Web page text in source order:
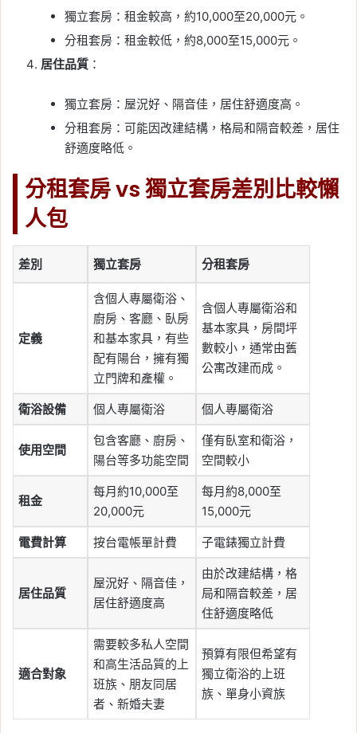
獨立套房：租金較高，約10,000至20,000元。
分租套房：租金較低，約8,000至15,000元。
居住品質 ：
獨立套房：屋況好、隔音佳，居住舒適度高。
分租套房：可能因改建結構，格局和隔音較差，居住
舒適度略低。
分租套房 vs 獨立套房差別比較懶
人包
差別 獨立套房 分租套房
定義
含個人專屬衛浴、
廚房、客廳、臥房
和基本家具，有些
配有陽台，擁有獨
立門牌和產權。
含個人專屬衛浴和
基本家具，房間坪
數較小，通常由舊
公寓改建而成。
衛浴設備 個人專屬衛浴 個人專屬衛浴
使用空間
包含客廳、廚房、
陽台等多功能空間
僅有臥室和衛浴，
空間較小
租金
每月約10,000至
20,000元
每月約8,000至
15,000元
電費計算 按台電帳單計費 子電錶獨立計費
居住品質
屋況好、隔音佳，
居住舒適度高
由於改建結構，格
局和隔音較差，居
住舒適度略低
適合對象
需要較多私人空間
和高生活品質的上
班族、朋友同居
者、新婚夫妻
預算有限但希望有
獨立衛浴的上班
族、單身小資族